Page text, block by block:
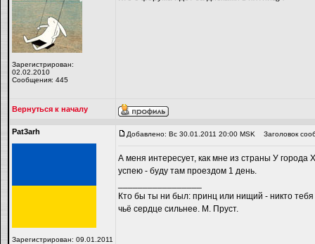
Зарегистрирован:
02.02.2010
Сообщения: 445
Вернуться к началу
Pat3arh
Зарегистрирован: 09.01.2011
Добавлено: Вс 30.01.2011 20:00 MSK Заголовок
А меня интересует, как мне из страны У города
успею - буду там проездом 1 день.
Кто бы ты ни был: принц или нищий - никто
чьё сердце сильнее. М. Пруст.